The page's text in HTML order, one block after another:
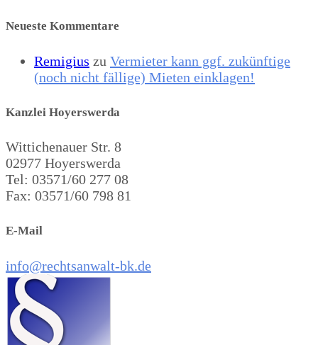
Neueste Kommentare
Remigius zu Vermieter kann ggf. zukünftige
(noch nicht fällige) Mieten einklagen!
Kanzlei Hoyerswerda
Wittichenauer Str. 8
02977 Hoyerswerda
Tel: 03571/60 277 08
Fax: 03571/60 798 81
E-Mail
info@rechtsanwalt-bk.de